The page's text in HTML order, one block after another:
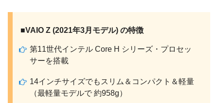
■VAIO Z (2021年3月モデル) の特徴
第11世代インテル Core H シリーズ・プロセッ
サーを搭載
14インチサイズでもスリム＆コンパクト＆軽量
（最軽量モデルで 約958g）